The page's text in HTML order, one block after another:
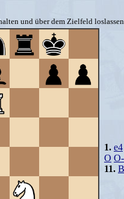
und über dem Zielfeld
1. e4
O
11.